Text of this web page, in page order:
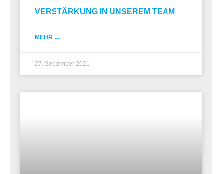
VERSTÄRKUNG IN UNSEREM TEAM
MEHR …
27. September 2021